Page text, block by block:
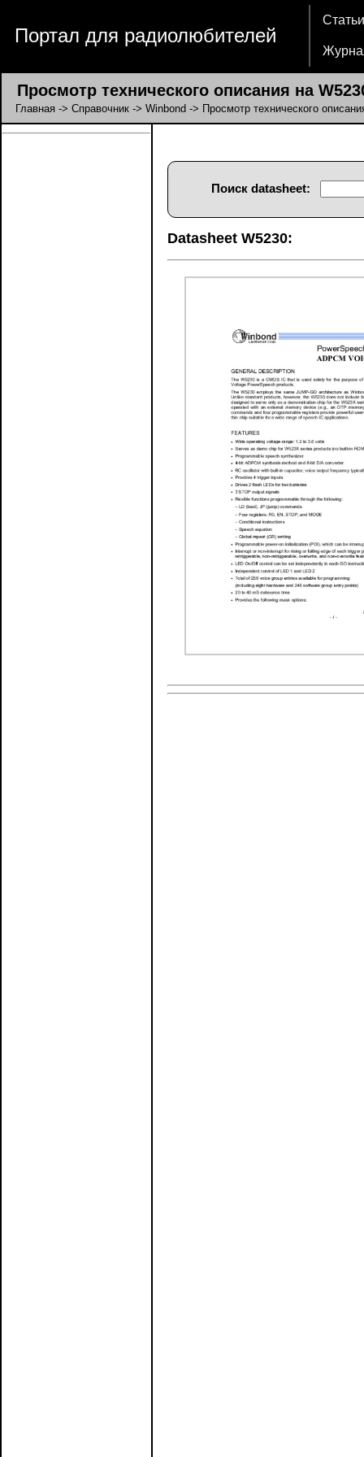
Портал для радиолюбителей
Статьи
Просмотр технического описания на
Главная -> Справочник -> Winbond -> Просмотр технического
Поиск datasheet:
Datasheet W5230: